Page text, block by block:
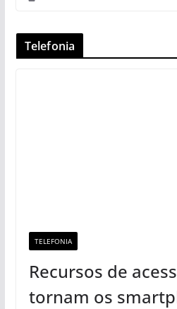
Telefonia
TELEFONIA
Recursos de
tornam os